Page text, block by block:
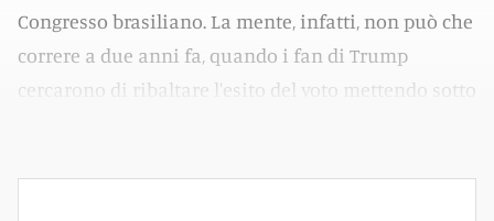
Congresso brasiliano. La mente, infatti, non può che
correre a due anni fa, quando i fan di Trump
cercarono di ribaltare l'esito del voto mettendo sotto